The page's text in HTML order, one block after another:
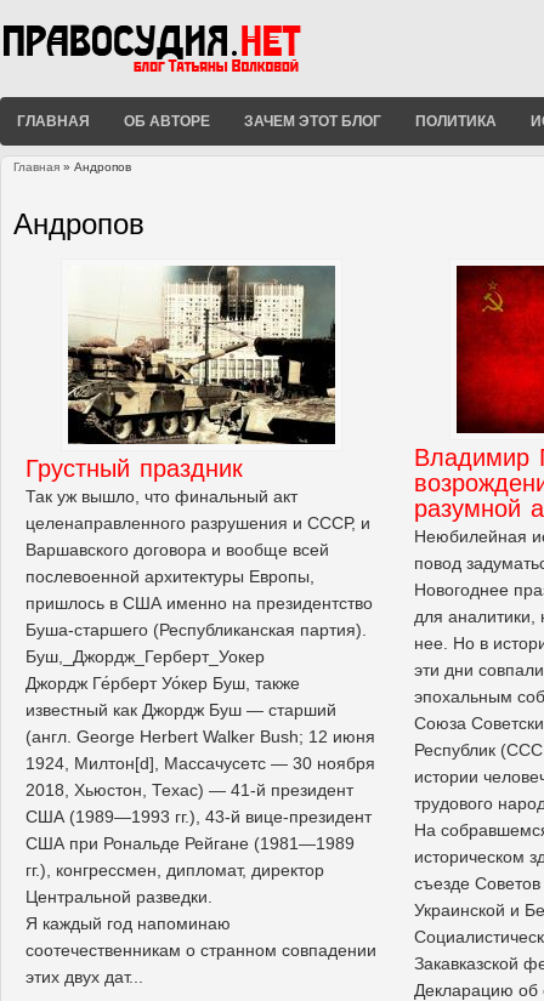
ГЛАВНАЯ ОБ АВТОРЕ ЗАЧЕМ ЭТОТ БЛОГ ПОЛИТИКА
Главная » Андропов
Андропов
Грустный праздник
Так уж вышло, что финальный акт
целенаправленного разрушения и СССР, и
Варшавского договора и вообще всей
послевоенной архитектуры Европы,
пришлось в США именно на президентство
Буша-старшего (Республиканская партия).
Буш,_Джордж_Герберт_Уокер
Джордж Ге́рберт Уо́кер Буш, также
известный как Джордж Буш — старший
(англ. George Herbert Walker Bush; 12 июня
1924, Милтон[d], Массачусетс — 30 ноября
2018, Хьюстон, Техас) — 41-й президент
США (1989—1993 гг.), 43-й вице-президент
США при Рональде Рейгане (1981—1989
гг.), конгрессмен, дипломат, директор
Центральной разведки.
Я каждый год напоминаю
соотечественникам о странном совпадении
этих двух дат...
Владимир
разумной
Неюбилейная
повод
Новогоднее
для аналитики,
нее. Но в
эти дни
эпохальным
Союза
Республик
истории
трудового
На
историческом
съезде
Украинской и
Закавказской
Декларацию